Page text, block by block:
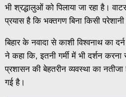
भी श्रद्धालुओं को पिलाया जा रहा है।
प्रयास है कि भक्तगण बिना किसी
बिहार के नवादा से काशी विश्वनाथ का
ने कहा कि, इतनी गर्मी में भी दर्शन
प्रशासन की बेहतरीन व्यवस्था का
गई है।